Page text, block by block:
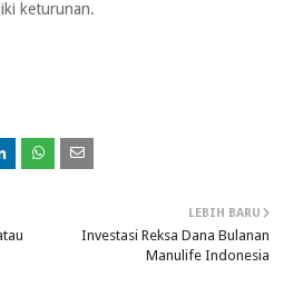
keturunan.
LEBIH BARU
Investasi Reksa Dana Bulanan
Manulife Indonesia